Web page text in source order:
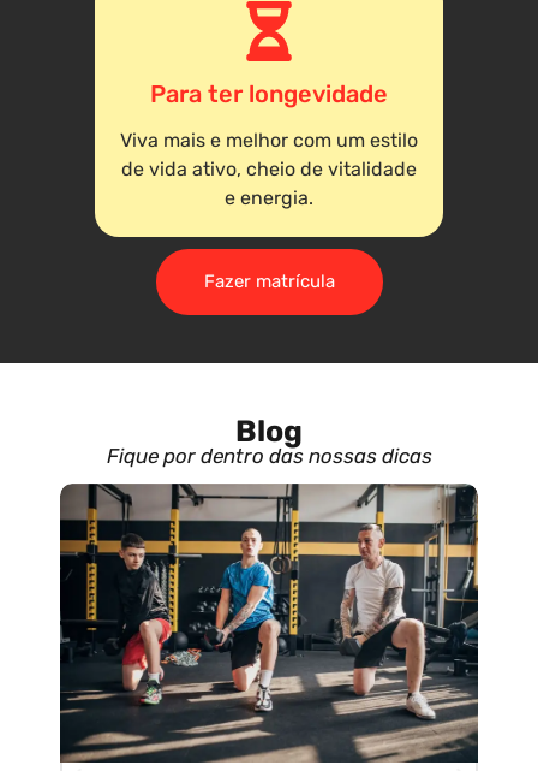
Para ter longevidade
Viva mais e melhor com um estilo
de vida ativo, cheio de vitalidade
e energia.
Fazer matrícula
Blog
Fique por dentro das nossas dicas